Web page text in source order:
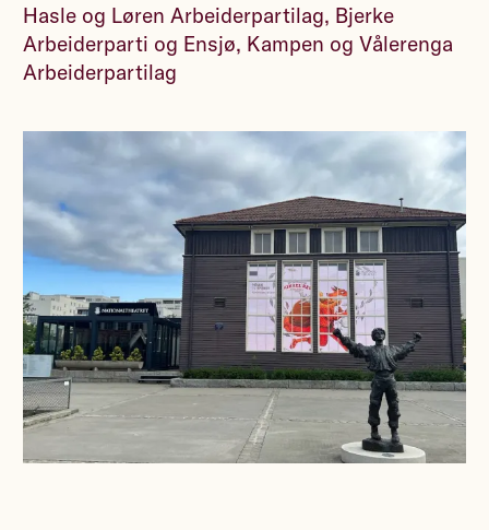
Hasle og Løren Arbeiderpartilag, Bjerke
Arbeiderparti og Ensjø, Kampen og Vålerenga
Arbeiderpartilag